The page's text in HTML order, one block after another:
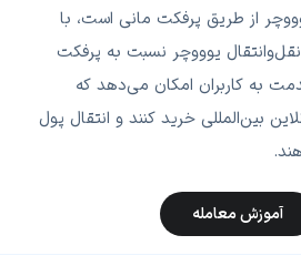
از طریق پرفکت ‌مانی است، با
یوووچر نسبت به پرفکت
به کاربران امکان می‌دهد که
بین‌المللی خرید کنند و انتقال پول
آموزش معامله